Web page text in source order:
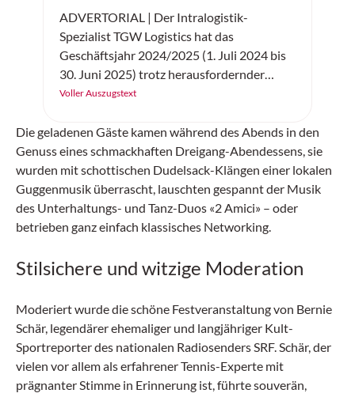
ADVERTORIAL | Der Intralogistik-
Spezialist TGW Logistics hat das
Geschäftsjahr 2024/2025 (1. Juli 2024 bis
30. Juni 2025) trotz herausfordernder
wirtschaftlicher Rahmenbedingungen mit
des Technologieunternehmens, das für
seine internationalen Kunden
hochautomatisierte Logistikzentren plant,
errichtet und im laufenden Betrieb betreut,
übertraf mit 1,07 Milliarden Euro leicht das
Allzeit-Hoch des Vorjahres. Das Ergebnis
deutlich auf 49,3 Millionen Euro, die Zahl
der Mitarbeitenden wuchs auf 4645.
Voller Auszugstext
Die geladenen Gäste kamen während des Abends in den
Genuss eines schmackhaften Dreigang-Abendessens, sie
wurden mit schottischen Dudelsack-Klängen einer lokalen
Guggenmusik überrascht, lauschten gespannt der Musik
des Unterhaltungs- und Tanz-Duos «2 Amici» – oder
betrieben ganz einfach klassisches Networking.
Stilsichere und witzige Moderation
Moderiert wurde die schöne Festveranstaltung von Bernie
Schär, legendärer ehemaliger und langjähriger Kult-
Sportreporter des nationalen Radiosenders SRF. Schär, der
vielen vor allem als erfahrener Tennis-Experte mit
prägnanter Stimme in Erinnerung ist, führte souverän,